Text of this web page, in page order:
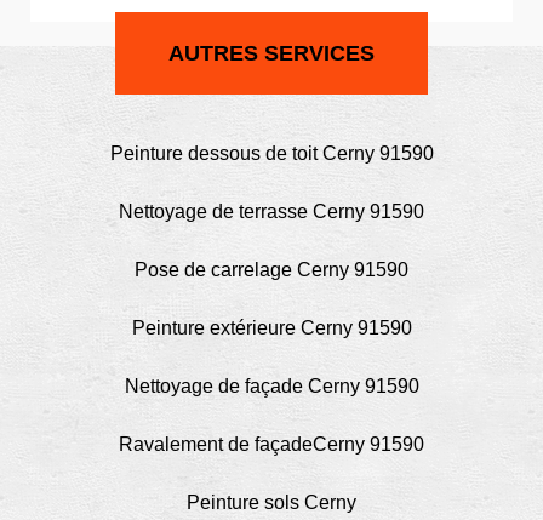
AUTRES SERVICES
Peinture dessous de toit Cerny 91590
Nettoyage de terrasse Cerny 91590
Pose de carrelage Cerny 91590
Peinture extérieure Cerny 91590
Nettoyage de façade Cerny 91590
Ravalement de façadeCerny 91590
Peinture sols Cerny